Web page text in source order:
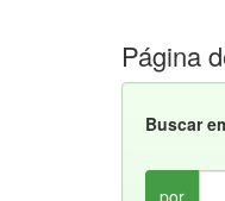
Página
Buscar
por